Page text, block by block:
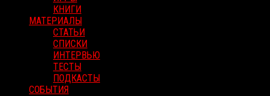
КНИГИ
МАТЕРИАЛЫ
СТАТЬИ
СПИСКИ
ИНТЕРВЬЮ
ТЕСТЫ
ПОДКАСТЫ
СОБЫТИЯ